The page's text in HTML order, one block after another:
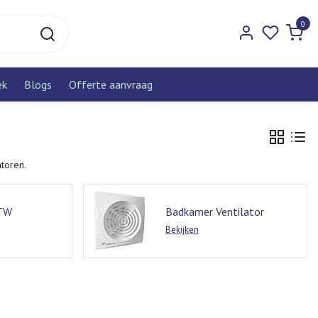
0
Blogs Offerte aanvraag
Badkamer Ventilator
Bekijken